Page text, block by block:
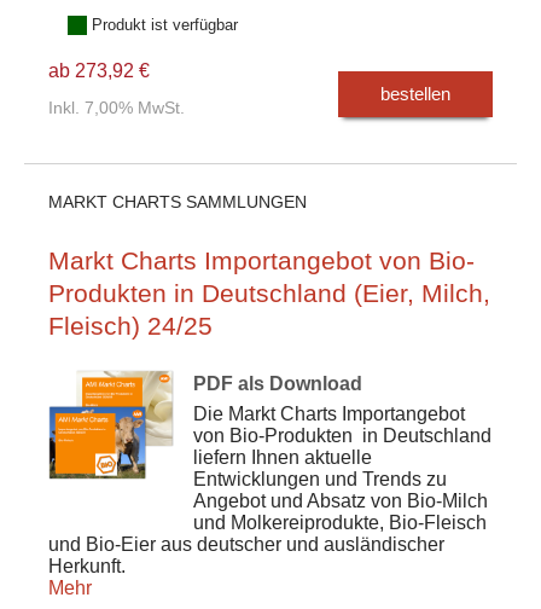
Produkt ist verfügbar
ab 273,92 €
Inkl. 7,00% MwSt.
bestellen
MARKT CHARTS SAMMLUNGEN
Markt Charts Importangebot von Bio-
Produkten in Deutschland (Eier, Milch,
Fleisch) 24/25
PDF als Download
Die Markt Charts Importangebot
von Bio-Produkten in Deutschland
liefern Ihnen aktuelle
Entwicklungen und Trends zu
Angebot und Absatz von Bio-Milch
und Molkereiprodukte, Bio-Fleisch
und Bio-Eier aus deutscher und ausländischer
Herkunft.
Mehr